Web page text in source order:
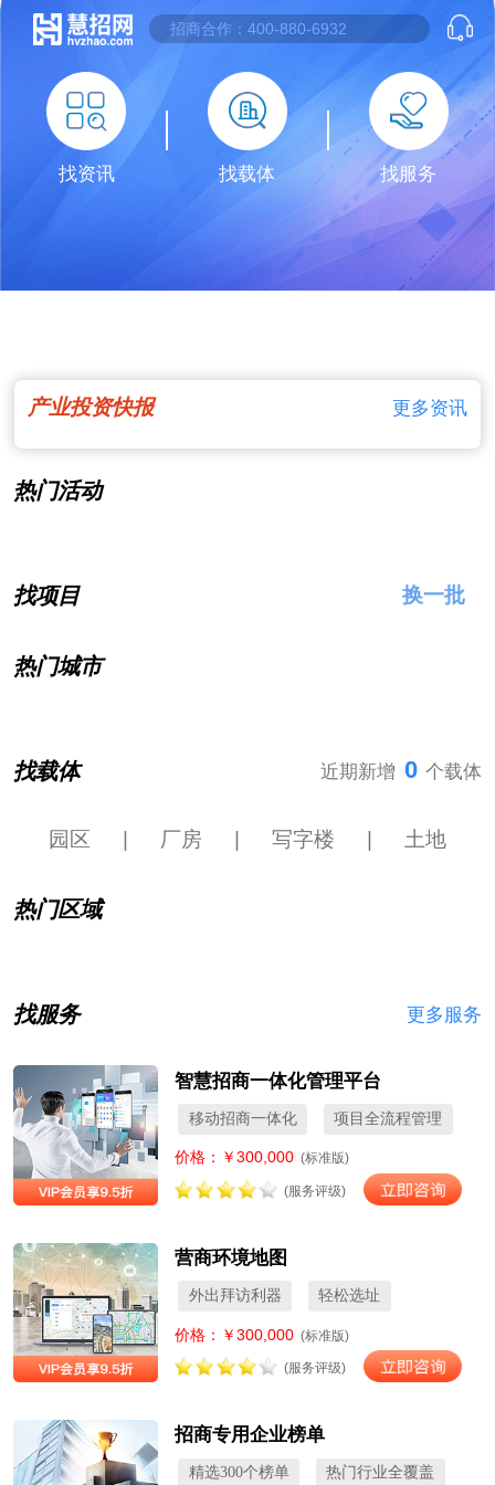
找资讯 找载体 找服务
产业投资快报 更多资讯
热门活动
找项目 换一批
热门城市
找载体 近期新增 0 个载体
园区 厂房 写字楼 土地
热门区域
找服务 更多服务
智慧招商一体化管理平台
移动招商一体化 项目全流程管理
价格：￥300,000 (标准版)
(服务评级)
营商环境地图
外出拜访利器 轻松选址
价格：￥300,000 (标准版)
(服务评级)
招商专用企业榜单
精选300个榜单 热门行业全覆盖